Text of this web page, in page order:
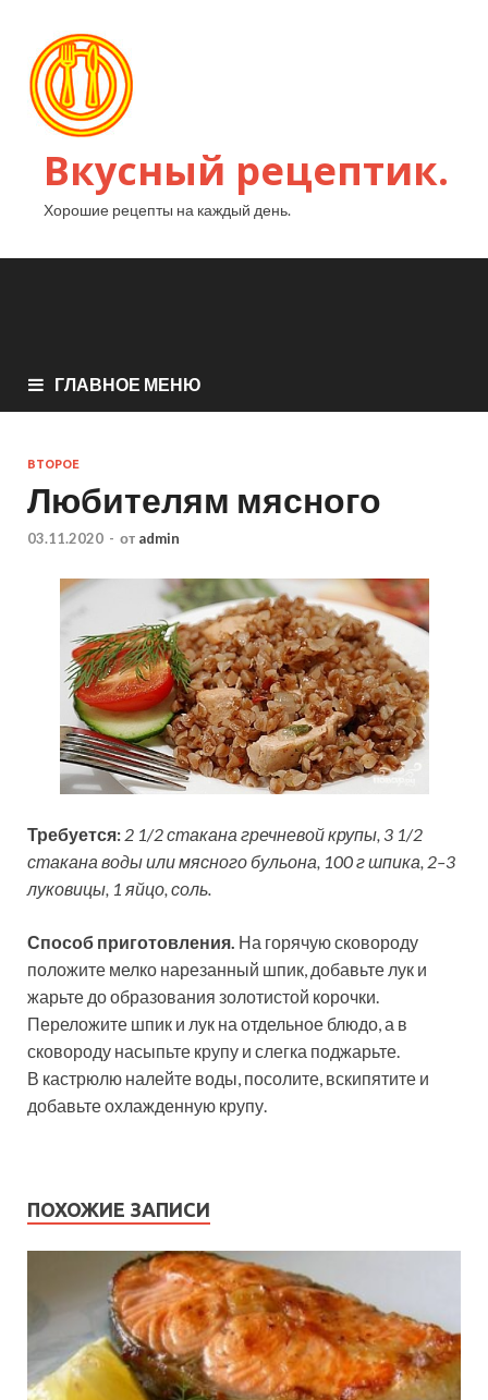
Вкусный рецептик.
Хорошие рецепты на каждый день.
ГЛАВНОЕ МЕНЮ
ВТОРОЕ
Любителям мясного
03.11.2020 - от admin
Требуется: 2 1/2 стакана гречневой крупы, 3 1/2
стакана воды или мясного бульона, 100 г шпика, 2–3
луковицы, 1 яйцо, соль.
Способ приготовления. На горячую сковороду
положите мелко нарезанный шпик, добавьте лук и
жарьте до образования золотистой корочки.
Переложите шпик и лук на отдельное блюдо, а в
сковороду насыпьте крупу и слегка поджарьте.
В кастрюлю налейте воды, посолите, вскипятите и
добавьте охлажденную крупу.
ПОХОЖИЕ ЗАПИСИ